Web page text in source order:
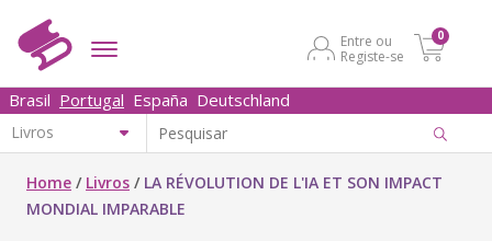
Entre ou
Registe-se
0
Brasil Portugal España Deutschland
Home / Livros / LA RÉVOLUTION DE L'IA ET SON IMPACT
MONDIAL IMPARABLE